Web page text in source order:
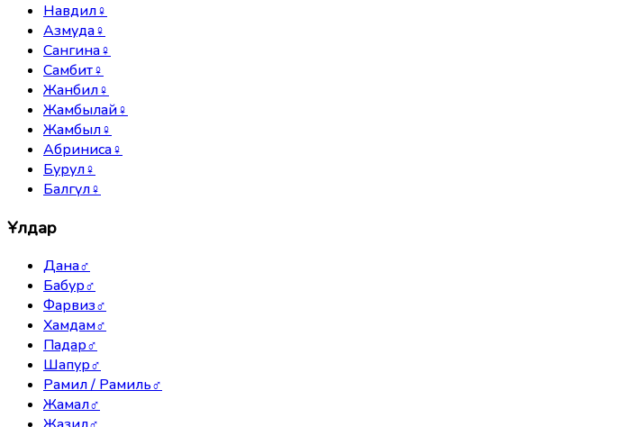
Навдил♀
Азмуда♀
Сангина♀
Самбит♀
Жанбил♀
Жамбылай♀
Жамбыл♀
Абриниса♀
Бурул♀
Балгүл♀
Ұлдар
Дана♂
Бабур♂
Фарвиз♂
Хамдам♂
Падар♂
Шапур♂
Рамил / Рамиль♂
Жамал♂